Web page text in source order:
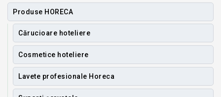
Produse HORECA
Cărucioare hoteliere
Cosmetice hoteliere
Lavete profesionale Horeca